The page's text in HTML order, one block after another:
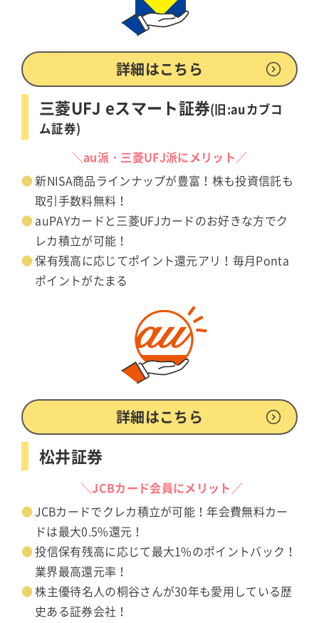
詳細はこちら
三菱UFJ eスマート証券(旧:auカブコ
ム証券)
＼au派・三菱UFJ派にメリット／
新NISA商品ラインナップが豊富！株も投資信託も
取引手数料無料！
auPAYカードと三菱UFJカードのお好きな方でク
レカ積立が可能！
保有残高に応じてポイント還元アリ！毎月Ponta
ポイントがたまる
詳細はこちら
松井証券
＼JCBカード会員にメリット／
JCBカードでクレカ積立が可能！年会費無料カー
ドは最大0.5%還元！
投信保有残高に応じて最大1%のポイントバック！
業界最高還元率！
株主優待名人の桐谷さんが30年も愛用している歴
史ある証券会社！